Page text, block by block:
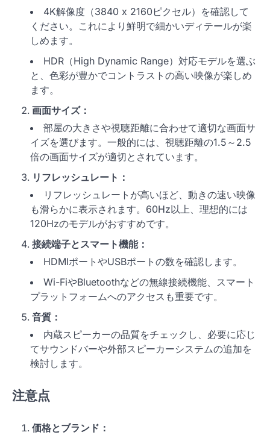
4K解像度（3840 x 2160ピクセル）を確認して
ください。これにより鮮明で細かいディテールが楽
しめます。
HDR（High Dynamic Range）対応モデルを選ぶ
と、色彩が豊かでコントラストの高い映像が楽しめ
ます。
画面サイズ：
部屋の大きさや視聴距離に合わせて適切な画面サ
イズを選びます。一般的には、視聴距離の1.5～2.5
倍の画面サイズが適切とされています。
リフレッシュレート：
リフレッシュレートが高いほど、動きの速い映像
も滑らかに表示されます。60Hz以上、理想的には
120Hzのモデルがおすすめです。
接続端子とスマート機能：
HDMIポートやUSBポートの数を確認します。
Wi-FiやBluetoothなどの無線接続機能、スマート
プラットフォームへのアクセスも重要です。
音質：
内蔵スピーカーの品質をチェックし、必要に応じ
てサウンドバーや外部スピーカーシステムの追加を
検討します。
注意点
価格とブランド：